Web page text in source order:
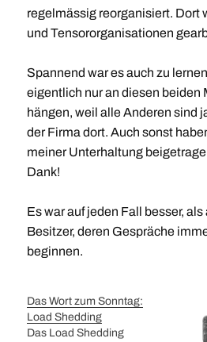
regelmässig reorganisiert. Dort
und Tensororganisationen
Spannend war es auch zu
eigentlich nur an diesen beiden
hängen, weil alle Anderen sind
der Firma dort. Auch sonst
meiner Unterhaltung
Dank!
Es war auf jeden Fall besser,
Besitzer, deren Gespräche
beginnen.
Das Wort zum Sonntag:
Load Shedding
Das Load Shedding